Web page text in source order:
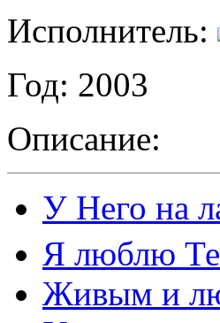
Исполнитель:
Год: 2003
Описание:
У Него на
Я люблю
Живым и